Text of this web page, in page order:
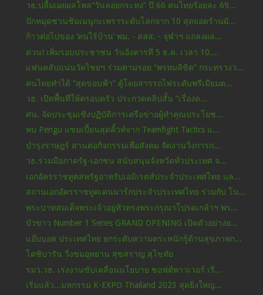
วธ.ปลื้มเผยผลโพล“วันลอยกระทง” ปี 66 คนไทยร้อยละ 69...
ปักหมุดชวนชิมเมนูกะเพราระดับโลกจาก 10 สุดยอดร้านผั...
ก้าวต่อไปของ ‘คนไร้บ้าน’ พม. - สสส. - จุฬาฯ แถลงผล...
ด่วน! เพิ่มรอบประชาชน วันอังคารที่ 5 ธ.ค. เวลา 10....
แฟนคลับแน่นวัดไชยฯ ร่วมตามรอย “พรหมลิขิต” กระทรวงว...
คนไทยทำได้ “สุดขอบฟ้า” ตู้โดยสารรถไฟระดับพรีเมียมต...
วธ. เปิดพื้นที่ให้ครอบครัว ประกวดคลิปสั้น “เรื่องด...
ศน. จัดประชุมเชิงปฏิบัติการเครือข่ายผู้ทำคุณประโยช...
พบ Pengu แชมเปี้ยนสุดคิ้วท์จาก Teamfight Tactics แ...
บำรุงราษฎร์ สานต่อกิจกรรมเพื่อสังคม จัดงานวิ่งการก...
วธ.ร่วมมือภาครัฐ-เอกชน สนับสนุนจังหวัดทั่วประเทศ จ...
เอกอัครราชทูตสหรัฐอาหรับเอมิเรตส์ประจำประเทศไทย แล...
สถานเอกอัครราชทูตเดนมาร์กประจำประเทศไทย ร่วมกับ โน...
พระบาทสมเด็จพระเจ้าอยู่หัวทรงพระกรุณาโปรดเกล้าฯ พร...
บัวขาว Number 1 Series GRAND OPENING เปิดตัวอย่างย...
แอ๊บบอต ประเทศไทย ยกระดับความตระหนักรู้ด้านสุขภาพก...
โตชิบารัน วิ่งชมอุทยาน สุขสราญ สุโขทัย
รมว.วธ. เร่งงานขับเคลื่อนนโยบาย ซอฟต์พาวเวอร์ เริ่...
เริ่มแล้ว...มหกรรม K-EXPO Thailand 2023 สุดยิ่งใหญ...